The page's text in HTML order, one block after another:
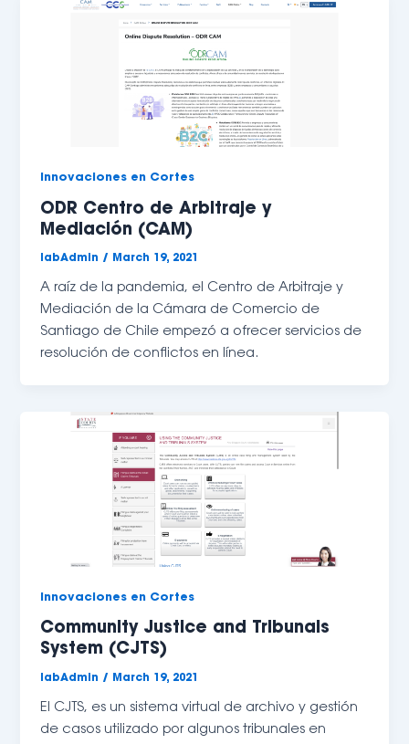
Innovaciones en Cortes
ODR Centro de Arbitraje y
Mediación (CAM)
labAdmin / March 19, 2021
A raíz de la pandemia, el Centro de Arbitraje y
Mediación de la Cámara de Comercio de
Santiago de Chile empezó a ofrecer servicios de
resolución de conflictos en línea.
Innovaciones en Cortes
Community Justice and Tribunals
System (CJTS)
labAdmin / March 19, 2021
El CJTS, es un sistema virtual de archivo y gestión
de casos utilizado por algunos tribunales en